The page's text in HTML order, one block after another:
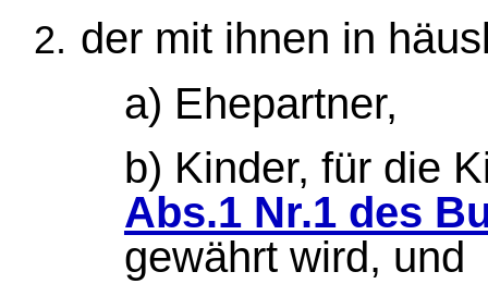
der mit ihnen in
a) Ehepartner,
b) Kinder, für die
Abs.1 Nr.1 des
gewährt wird, und